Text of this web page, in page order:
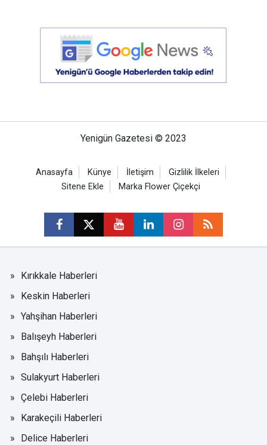
Yenigün Gazetesi © 2023
Anasayfa Künye İletişim
Gizlilik İlkeleri
Sitene Ekle
Marka Flower Çiçekçi
Kırıkkale Haberleri
Keskin Haberleri
Yahşihan Haberleri
Balışeyh Haberleri
Bahşılı Haberleri
Sulakyurt Haberleri
Çelebi Haberleri
Karakeçili Haberleri
Delice Haberleri